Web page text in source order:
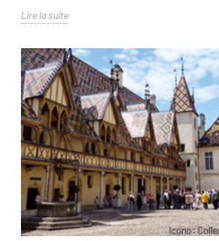
Lire la suite